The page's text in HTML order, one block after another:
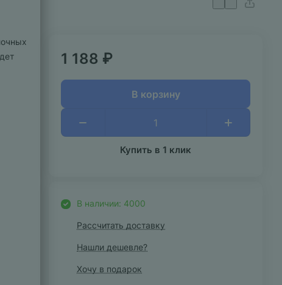
1 188 ₽
В корзину
Купить в 1 клик
В наличии: 4000
Рассчитать доставку
Нашли дешевле?
Хочу в подарок